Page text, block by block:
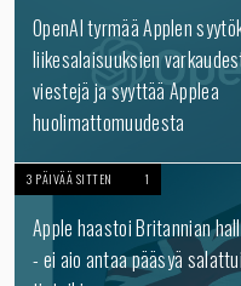
OpenAI tyrmää Applen
liikesalaisuuksien
viestejä ja syyttää Applea
huolimattomuudesta
3 PÄIVÄÄ SITTEN 1
Apple haastoi Britannian
- ei aio antaa pääsyä